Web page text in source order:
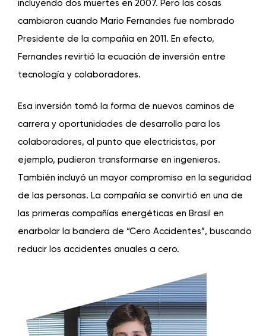
incluyendo dos muertes en 2007. Pero las cosas
cambiaron cuando Mario Fernandes fue nombrado
Presidente de la compañía en 2011. En efecto,
Fernandes revirtió la ecuación de inversión entre
tecnología y colaboradores.
Esa inversión tomó la forma de nuevos caminos de
carrera y oportunidades de desarrollo para los
colaboradores, al punto que electricistas, por
ejemplo, pudieron transformarse en ingenieros.
También incluyó un mayor compromiso en la seguridad
de las personas. La compañía se convirtió en una de
las primeras compañías energéticas en Brasil en
enarbolar la bandera de “Cero Accidentes”, buscando
reducir los accidentes anuales a cero.